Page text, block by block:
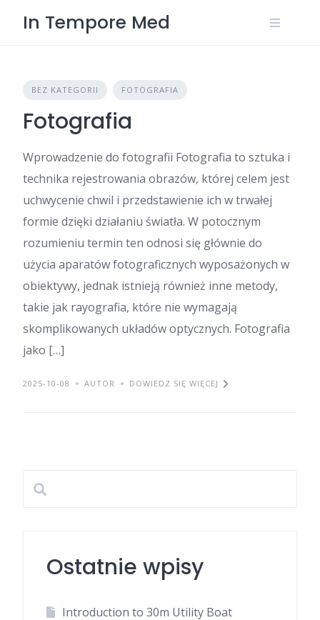
In Tempore Med
BEZ KATEGORII FOTOGRAFIA
Fotografia
Wprowadzenie do fotografii Fotografia to sztuka i
technika rejestrowania obrazów, której celem jest
uchwycenie chwil i przedstawienie ich w trwałej
formie dzięki działaniu światła. W potocznym
rozumieniu termin ten odnosi się głównie do
użycia aparatów fotograficznych wyposażonych w
obiektywy, jednak istnieją również inne metody,
takie jak rayografia, które nie wymagają
skomplikowanych układów optycznych. Fotografia
jako […]
2025-10-08 AUTOR DOWIEDZ SIĘ WIĘCEJ
Ostatnie wpisy
Introduction to 30m Utility Boat